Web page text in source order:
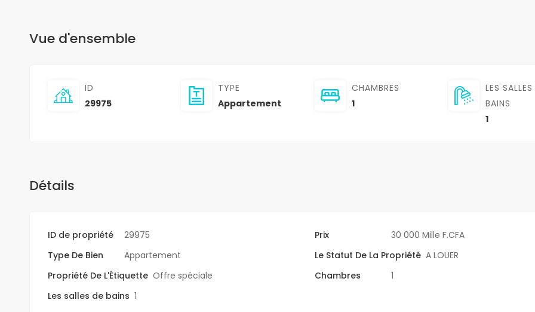
Vue d'ensemble
ID
29975
TYPE
Appartement
CHAMBRES
1
LES
BAINS
1
Détails
ID de propriété 29975 Prix
30 000 Mille F.CFA
Type De Bien
Appartement Le Statut De La Propriété A LOUER
Propriété De L'Étiquette Offre spéciale Chambres
1
Les salles de bains 1